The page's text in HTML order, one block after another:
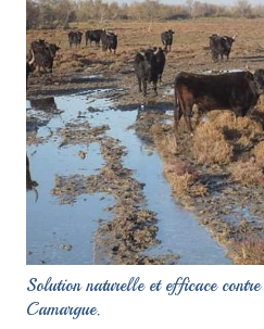
Solution naturelle et efficace
Camargue.